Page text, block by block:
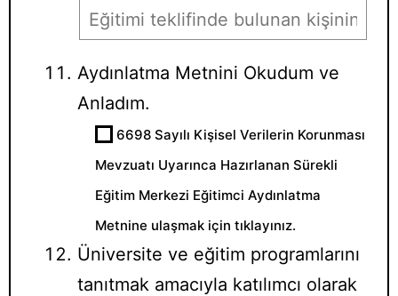
Aydınlatma Metnini Okudum ve
Anladım.
6698 Sayılı Kişisel Verilerin Korunması
Mevzuatı Uyarınca Hazırlanan Sürekli
Eğitim Merkezi Eğitimci Aydınlatma
Metnine ulaşmak için tıklayınız.
Üniversite ve eğitim programlarını
tanıtmak amacıyla katılımcı olarak